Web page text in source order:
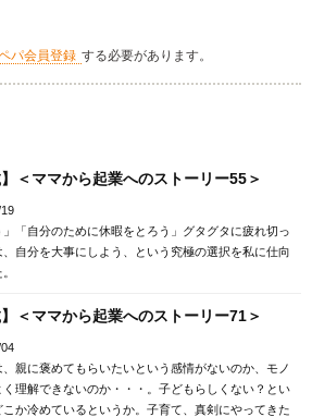
パ会員登録 する必要があります。
】＜ママから起業へのストーリー55＞
」「自分のために休暇をとろう」グタグタに疲れ切っ
、自分を大事にしよう、という究極の選択を私に仕向
】＜ママから起業へのストーリー71＞
、親に褒めてもらいたいという感情がないのか、モノ
く理解できないのか・・・。子どもらしくない？とい
こか冷めているというか。子育て、真剣にやってきた